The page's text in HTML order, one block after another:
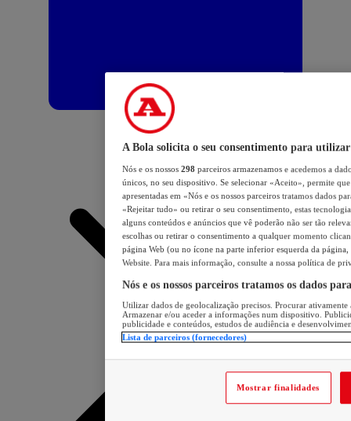
A Bola solicita o seu consentimento para utilizar
Nós e os nossos 298 parceiros armazenamos e acedemos a
únicos, no seu dispositivo. Se selecionar «Aceito», permite
apresentadas em «Nós e os nossos parceiros tratamos dados
«Rejeitar tudo» ou retirar o seu consentimento, estas
alguns conteúdos e anúncios que vê poderão não ser tão
escolhas ou retirar o consentimento a qualquer momento
página Web (ou no ícone na parte inferior esquerda da página,
Website. Para mais informação, consulte a nossa política de
Nós e os nossos parceiros tratamos os dados
Utilizar dados de geolocalização precisos. Procurar
Armazenar e/ou aceder a informações num dispositivo.
publicidade e conteúdos, estudos de audiência e
Lista de parceiros (fornecedores)
Mostrar finalidades